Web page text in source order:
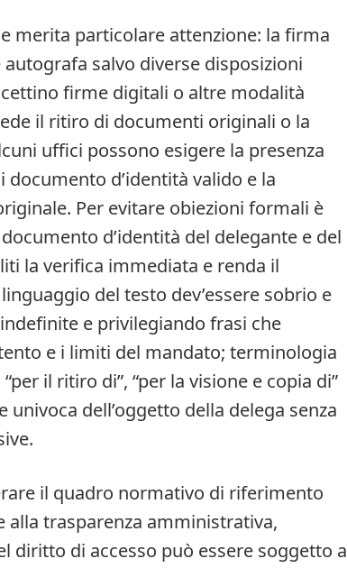
merita particolare attenzione: la firma
salvo diverse disposizioni
firme digitali o altre modalità
il ritiro di documenti originali o la
uffici possono esigere la presenza
d’identità valido e la
Per evitare obiezioni formali è
d’identità del delegante e del
la verifica immediata e renda il
del testo dev’essere sobrio e
e privilegiando frasi che
e i limiti del mandato; terminologia
il ritiro di”, “per la visione e copia di”
dell’oggetto della delega senza
il quadro normativo di riferimento
alla trasparenza amministrativa,
diritto di accesso può essere soggetto a